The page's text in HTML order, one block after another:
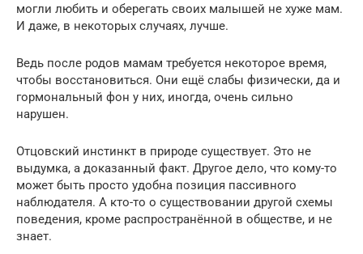
могли любить и оберегать своих малышей не хуже мам.
И даже, в некоторых случаях, лучше.
Ведь после родов мамам требуется некоторое время,
чтобы восстановиться. Они ещё слабы физически, да и
гормональный фон у них, иногда, очень сильно
нарушен.
Отцовский инстинкт в природе существует. Это не
выдумка, а доказанный факт. Другое дело, что кому-то
может быть просто удобна позиция пассивного
наблюдателя. А кто-то о существовании другой схемы
поведения, кроме распространённой в обществе, и не
знает.